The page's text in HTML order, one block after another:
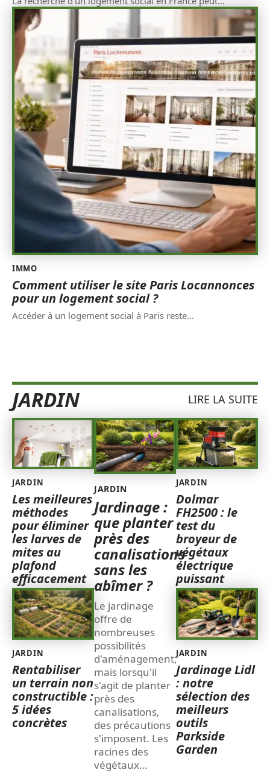
IMMO
Comment utiliser le site Paris Locannonces
pour un logement social ?
Accéder à un logement social à Paris reste…
JARDIN LIRE LA SUITE
JARDIN
Les meilleures
méthodes
pour éliminer
les larves de
mites au
plafond
efficacement
JARDIN
Rentabiliser
un terrain non
constructible :
5 idées
concrètes
JARDIN
Jardinage :
que planter
près des
canalisations
sans les
abîmer ?
Le jardinage
offre de
nombreuses
possibilités
d'aménagement,
mais lorsqu'il
s'agit de planter
près des
canalisations,
des précautions
s'imposent. Les
racines des
végétaux…
JARDIN
Dolmar
FH2500 : le
test du
broyeur de
végétaux
électrique
puissant
JARDIN
Jardinage Lidl
: notre
sélection des
meilleurs
outils
Parkside
Garden